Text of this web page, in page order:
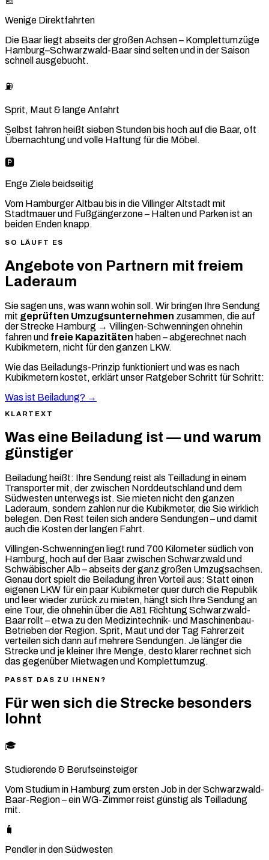
Wenige Direktfahrten
Die Baar liegt abseits der großen Achsen – Komplettumzüge
Hamburg–Schwarzwald-Baar sind selten und in der Saison
schnell ausgebucht.
⛽
Sprit, Maut & lange Anfahrt
Selbst fahren heißt sieben Stunden bis hoch auf die Baar, oft
Übernachtung und volle Haftung für die Möbel.
🅿️
Enge Ziele beidseitig
Vom Hamburger Altbau bis in die Villinger Altstadt mit
Stadtmauer und Fußgängerzone – Halten und Parken ist an
beiden Enden knapp.
SO LÄUFT ES
Angebote von Partnern mit freiem
Laderaum
Sie sagen uns, was wann wohin soll. Wir bringen Ihre Sendung
mit geprüften Umzugsunternehmen zusammen, die auf
der Strecke Hamburg → Villingen-Schwenningen ohnehin
fahren und freie Kapazitäten haben – abgerechnet nach
Kubikmetern, nicht für den ganzen LKW.
Wie das Beiladungs-Prinzip funktioniert und was es nach
Kubikmetern kostet, erklärt unser Ratgeber Schritt für Schritt:
Was ist Beiladung? →
KLARTEXT
Was eine Beiladung ist — und warum
günstiger
Beiladung heißt: Ihre Sendung reist als Teilladung in einem
Transporter mit, der zwischen Norddeutschland und dem
Südwesten unterwegs ist. Sie mieten nicht den ganzen
Laderaum, sondern zahlen nur die Kubikmeter, die Sie wirklich
belegen. Den Rest teilen sich andere Sendungen – und damit
auch die Kosten der langen Fahrt.
Villingen-Schwenningen liegt rund 700 Kilometer südlich von
Hamburg, hoch auf der Baar zwischen Schwarzwald und
Schwäbischer Alb – abseits der ganz großen Umzugsachsen.
Genau dort spielt die Beiladung ihren Vorteil aus: Statt einen
eigenen LKW für ein paar Kubikmeter quer durch die Republik
und leer wieder zurück zu mieten, hängt sich Ihre Sendung an
eine Tour, die ohnehin über die A81 Richtung Schwarzwald-
Baar rollt – etwa zu den Medizintechnik- und Maschinenbau-
Betrieben der Region. Sprit, Maut und der Tag Fahrerzeit
verteilen sich dann auf mehrere Sendungen. Je länger die
Strecke und je kleiner Ihre Menge, desto klarer rechnet sich
das gegenüber Mietwagen und Komplettumzug.
PASST DAS ZU IHNEN?
Für wen sich die Strecke besonders
lohnt
🎓
Studierende & Berufseinsteiger
Vom Studium in Hamburg zum ersten Job in der Schwarzwald-
Baar-Region – ein WG-Zimmer reist günstig als Teilladung
mit.
🧳
Pendler in den Südwesten